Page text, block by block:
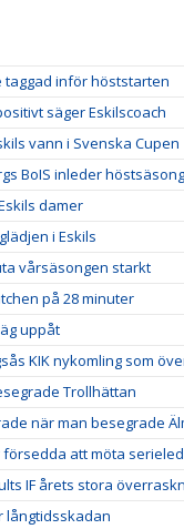
inför höststarten
säger Eskilscoach
vann i Svenska Cupen
BoIS inleder
damer
i Eskils
vårsäsongen starkt
på 28 minuter
uppåt
KIK nykomling som
Trollhättan
när man besegrade
försedda att möta
IF årets stora
långtidsskadan